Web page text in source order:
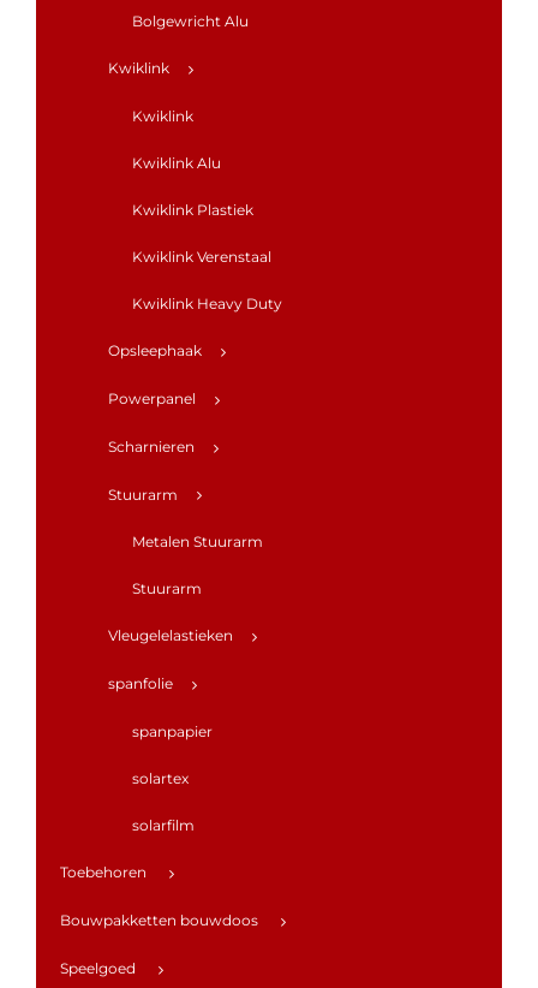
Bolgewricht Alu
Kwiklink
Kwiklink
Kwiklink Alu
Kwiklink Plastiek
Kwiklink Verenstaal
Kwiklink Heavy Duty
Opsleephaak
Powerpanel
Scharnieren
Stuurarm
Metalen Stuurarm
Stuurarm
Vleugelelastieken
spanfolie
spanpapier
solartex
solarfilm
Toebehoren
Bouwpakketten bouwdoos
Speelgoed